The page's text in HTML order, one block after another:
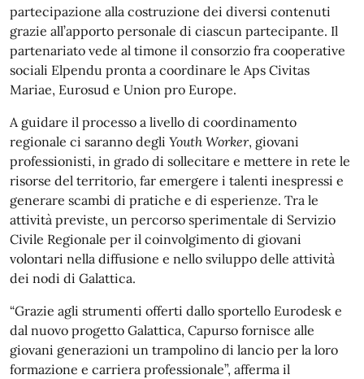
partecipazione alla costruzione dei diversi contenuti
grazie all’apporto personale di ciascun partecipante. Il
partenariato vede al timone il consorzio fra cooperative
sociali Elpendu pronta a coordinare le Aps Civitas
Mariae, Eurosud e Union pro Europe.
A guidare il processo a livello di coordinamento
regionale ci saranno degli Youth Worker, giovani
professionisti, in grado di sollecitare e mettere in rete le
risorse del territorio, far emergere i talenti inespressi e
generare scambi di pratiche e di esperienze. Tra le
attività previste, un percorso sperimentale di Servizio
Civile Regionale per il coinvolgimento di giovani
volontari nella diffusione e nello sviluppo delle attività
dei nodi di Galattica.
“Grazie agli strumenti offerti dallo sportello Eurodesk e
dal nuovo progetto Galattica, Capurso fornisce alle
giovani generazioni un trampolino di lancio per la loro
formazione e carriera professionale”, afferma il